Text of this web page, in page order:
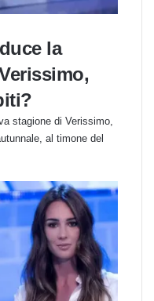
la
stagione di Verissimo,
al timone del